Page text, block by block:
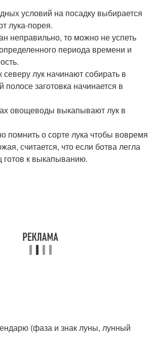
условий на посадку выбирается
лука-порея.
неправильно, то можно не успеть
периода времени и
лук начинают собирать в
полосе заготовка начинается в
овощеводы выкапывают лук в
помнить о сорте лука чтобы вовремя
считается, что если ботва легла
к выкапыванию.
(фаза и знак луны, лунный